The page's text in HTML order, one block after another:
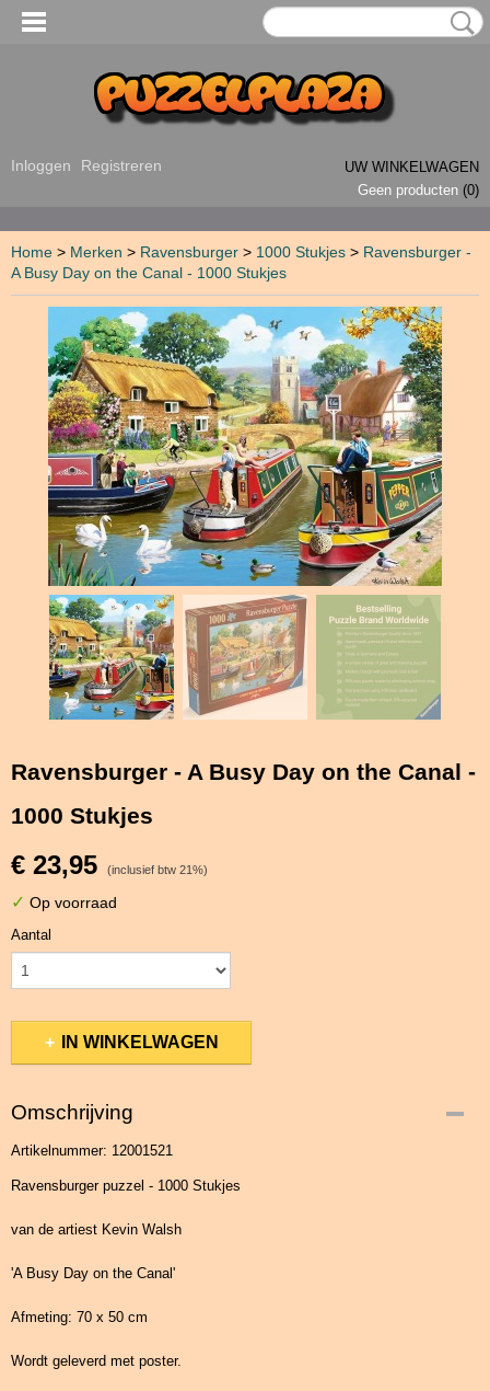
Inloggen Registreren
UW WINKELWAGEN
Geen producten (0)
Home > Merken > Ravensburger > 1000 Stukjes > Ravensburger -
A Busy Day on the Canal - 1000 Stukjes
Ravensburger - A Busy Day on the Canal -
1000 Stukjes
€ 23,95 (inclusief btw 21%)
✓ Op voorraad
Aantal
IN WINKELWAGEN
Omschrijving
Artikelnummer: 12001521
Ravensburger puzzel - 1000 Stukjes
van de artiest Kevin Walsh
'A Busy Day on the Canal'
Afmeting: 70 x 50 cm
Wordt geleverd met poster.